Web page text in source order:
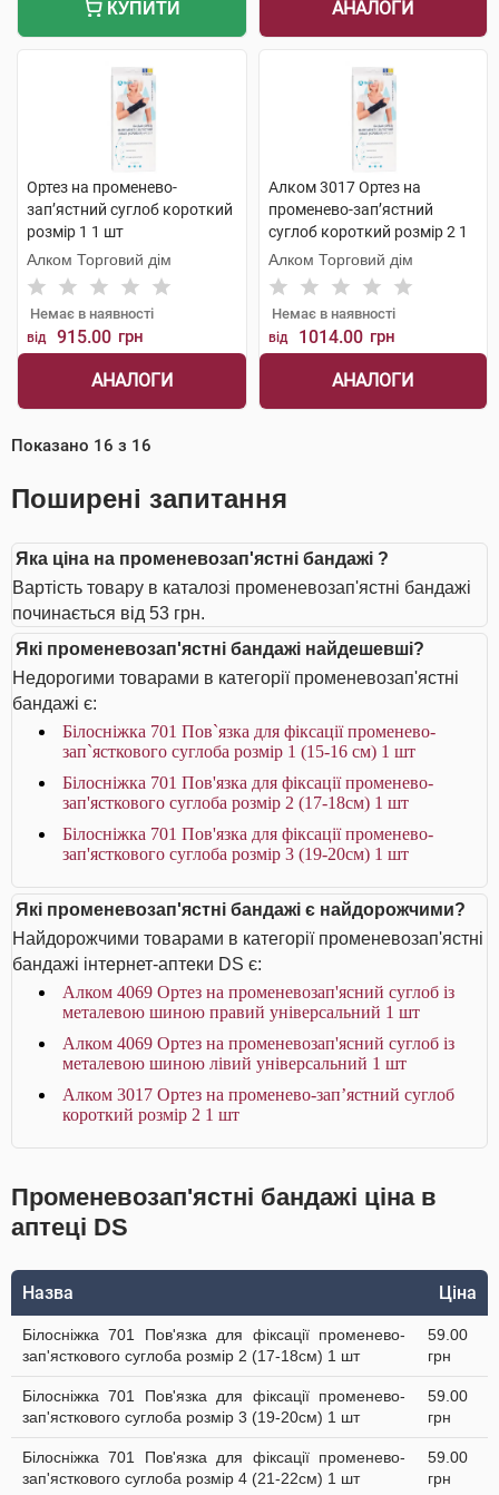
КУПИТИ АНАЛОГИ
Ортез на променево-
зап’ястний суглоб короткий
розмір 1 1 шт
Алком Торговий дім
Немає в наявності
від 915.00 грн
АНАЛОГИ
Алком 3017 Ортез на
променево-зап’ястний
суглоб короткий розмір 2 1
шт
Алком Торговий дім
Немає в наявності
від 1014.00 грн
АНАЛОГИ
Показано 16 з 16
Поширені запитання
Яка ціна на променевозап'ястні бандажі ?
Вартість товару в каталозі променевозап'ястні бандажі
починається від 53 грн.
Які променевозап'ястні бандажі найдешевші?
Недорогими товарами в категорії променевозап'ястні
бандажі є:
Білосніжка 701 Пов`язка для фіксації променево-
зап`ясткового суглоба розмір 1 (15-16 см) 1 шт
Білосніжка 701 Пов'язка для фіксації променево-
зап'ясткового суглоба розмір 2 (17-18см) 1 шт
Білосніжка 701 Пов'язка для фіксації променево-
зап'ясткового суглоба розмір 3 (19-20см) 1 шт
Які променевозап'ястні бандажі є найдорожчими?
Найдорожчими товарами в категорії променевозап'ястні
бандажі інтернет-аптеки DS є:
Алком 4069 Ортез на променевозап'ясний суглоб із
металевою шиною правий універсальний 1 шт
Алком 4069 Ортез на променевозап'ясний суглоб із
металевою шиною лівий універсальний 1 шт
Алком 3017 Ортез на променево-зап’ястний суглоб
короткий розмір 2 1 шт
Променевозап'ястні бандажі ціна в
аптеці DS
Назва Ціна
Білосніжка 701 Пов'язка для фіксації променево-
зап'ясткового суглоба розмір 2 (17-18см) 1 шт
59.00
грн
Білосніжка 701 Пов'язка для фіксації променево-
зап'ясткового суглоба розмір 3 (19-20см) 1 шт
59.00
грн
Білосніжка 701 Пов'язка для фіксації променево-
зап'ясткового суглоба розмір 4 (21-22см) 1 шт
59.00
грн